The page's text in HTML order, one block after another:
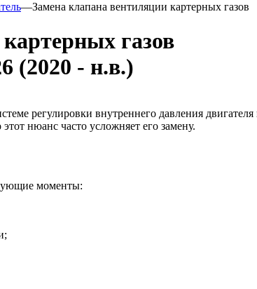
—Замена клапана вентиляции картерных газов
газов
(2020 - н.в.)
регулировки внутреннего давления
нюанс часто усложняет его замену.
моменты: